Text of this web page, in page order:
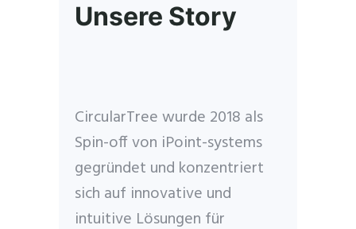
Unsere Story
CircularTree wurde 2018 als
Spin-off von iPoint-systems
gegründet und konzentriert
sich auf innovative und
intuitive Lösungen für